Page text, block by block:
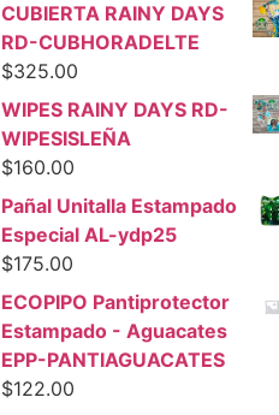
CUBIERTA RAINY DAYS
RD-CUBHORADELTE
$325.00
WIPES RAINY DAYS RD-
WIPESISLEÑA
$160.00
Pañal Unitalla Estampado
Especial AL-ydp25
$175.00
ECOPIPO Pantiprotector
Estampado - Aguacates
EPP-PANTIAGUACATES
$122.00